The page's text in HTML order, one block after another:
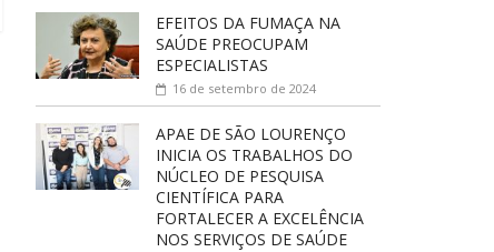
EFEITOS DA FUMAÇA NA
SAÚDE PREOCUPAM
ESPECIALISTAS
16 de setembro de 2024
APAE DE SÃO LOURENÇO
INICIA OS TRABALHOS DO
NÚCLEO DE PESQUISA
CIENTÍFICA PARA
FORTALECER A EXCELÊNCIA
NOS SERVIÇOS DE SAÚDE